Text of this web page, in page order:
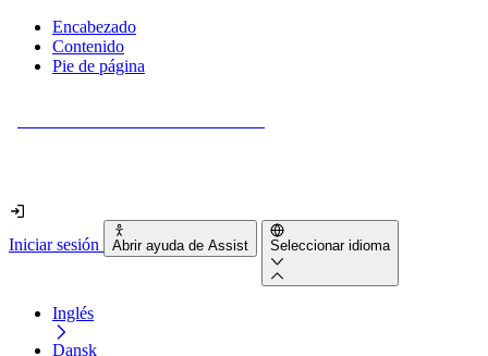
Encabezado
Contenido
Pie de página
Iniciar sesión Abrir ayuda de Assist Seleccionar idioma
Inglés
Dansk